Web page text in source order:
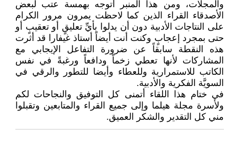
والمجلات، ومن هذا المنبر أتوجه بهمسة عتب لبعض
الأصدقاء القراء الذين كما لاحظت يمرون مرور الكرام
على النتاجات الأدبية دون أن يدلوا بأيِّ تعليقٍ أو تعقيبٍ أو
حتى بمجرد إعجابٍ وكنت أنت أيضاً أستاذ غيفارا قد أثرت
هذه النقطة سابقاً عن ضرورة التفاعل الإيجابي مع
المشاركات لأنها تعطي زخماً ودافعاً ورغبةً في نفس
الكاتب للاستمرارية وللعطاء وأيضا للتطور والرقي في
السويَّة الفكرية والأدبية.
في ختام هذا اللقاء أتمنى كل التوفيق والنجاحات لكم
ولأسرة مجلة هيلما وإلى جميع القراء والمتابعين وتقبلوا
مني كل التقدير والشكر العميق.